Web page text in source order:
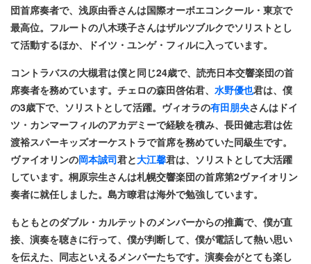
団首席奏者で、浅原由香さんは国際オーボエコンクール・東京で
最高位。フルートの八木瑛子さんはザルツブルクでソリストとし
て活動するほか、ドイツ・ユンゲ・フィルに入っています。
コントラバスの大槻君は僕と同じ24歳で、読売日本交響楽団の首
席奏者を務めています。チェロの森田啓佑君、 水野優也君は、僕
の3歳下で、ソリストとして活躍。ヴィオラの有田朋央さんはドイ
ツ・カンマーフィルのアカデミーで経験を積み、長田健志君は佐
渡裕スパーキッズオーケストラで首席を務めていた同級生です。
ヴァイオリンの岡本誠司君と大江馨君は、ソリストとして大活躍
しています。桐原宗生さんは札幌交響楽団の首席第2ヴァイオリン
奏者に就任しました。島方瞭君は海外で勉強しています。
もともとのダブル・カルテットのメンバーからの推薦で、僕が直
接、演奏を聴きに行って、僕が判断して、僕が電話して熱い思い
を伝えた、同志といえるメンバーたちです。演奏会がとても楽し